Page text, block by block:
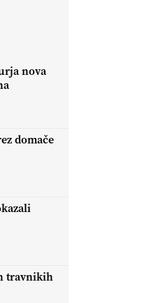
nova
domače
travnikih